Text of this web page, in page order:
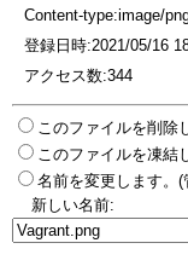
Content-type:image/
登録日時:2021/05/16
アクセス数:344
このファイルを削除
このファイルを凍結
名前を変更します。
新しい名前: